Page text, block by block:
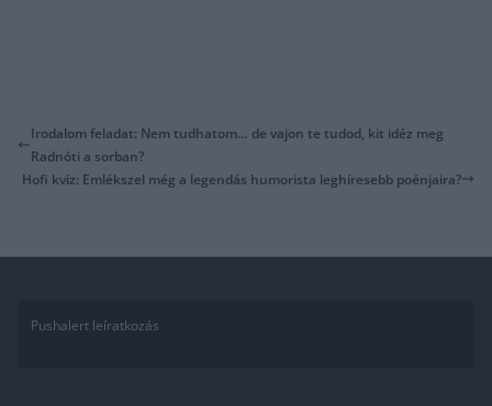
Irodalom feladat: Nem tudhatom… de vajon te tudod, kit idéz meg
Radnóti a sorban?
Hofi kvíz: Emlékszel még a legendás humorista leghíresebb poénjaira?
Pushalert leíratkozás